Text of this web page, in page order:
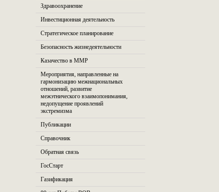
Здравоохранение
Инвестиционная деятельность
Стратегическое планирование
Безопасность жизнедеятельности
Казачество в ММР
Мероприятия, направленные на
гармонизацию межнациональных
отношений, развитие
межэтнического взаимопонимания,
недопущение проявлений
экстремизма
Публикации
Справочник
Обратная связь
ГосСтарт
Газификация